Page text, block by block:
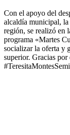
Con el apoyo del
alcaldía municipal, la
región, se realizó en
programa «Martes
socializar la oferta y
superior. Gracias